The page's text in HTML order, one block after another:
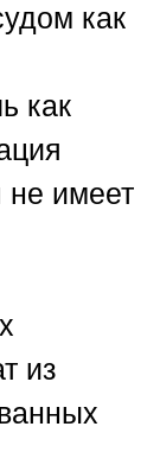
как
как
не имеет
из